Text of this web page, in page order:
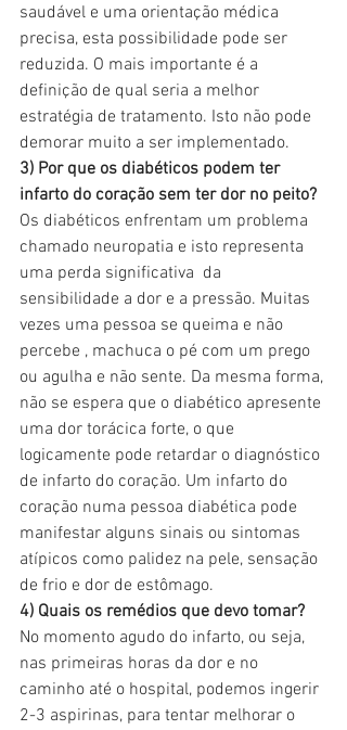
saudável e uma orientação médica
precisa, esta possibilidade pode ser
reduzida. O mais importante é a
definição de qual seria a melhor
estratégia de tratamento. Isto não pode
demorar muito a ser implementado.
3) Por que os diabéticos podem ter
infarto do coração sem ter dor no peito?
Os diabéticos enfrentam um problema
chamado neuropatia e isto representa
uma perda significativa  da
sensibilidade a dor e a pressão. Muitas
vezes uma pessoa se queima e não
percebe , machuca o pé com um prego
ou agulha e não sente. Da mesma forma,
não se espera que o diabético apresente
uma dor torácica forte, o que
logicamente pode retardar o diagnóstico
de infarto do coração. Um infarto do
coração numa pessoa diabética pode
manifestar alguns sinais ou sintomas
atípicos como palidez na pele, sensação
de frio e dor de estômago.
4) Quais os remédios que devo tomar?
No momento agudo do infarto, ou seja,
nas primeiras horas da dor e no
caminho até o hospital, podemos ingerir
2-3 aspirinas, para tentar melhorar o